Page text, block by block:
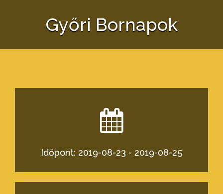
Győri Bornapok
Időpont: 2019-08-23 - 2019-08-25